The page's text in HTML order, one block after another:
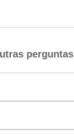
perguntas